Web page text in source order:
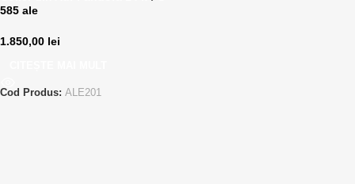
585 ale
1.850,00 lei
Cod Produs: ALE201